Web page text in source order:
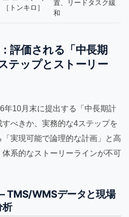
［トンキロ］
置、リードタスク緩
和
評価される「中長期
テップとストーリー
年10月末に提出する「中長期計
べきか、実務的な4ステップを
実現可能で論理的な計画」と高
系的なストーリーラインが不可
TMS/WMSデータと現場
析